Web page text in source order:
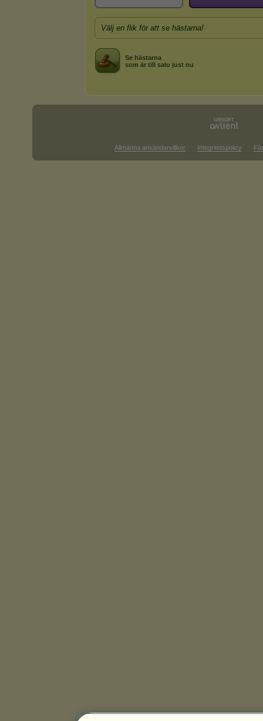
Välj en flik för att se hästarna!
Se hästarna
som är till salu just nu
Allmänna användarvillkor Integritetspolicy